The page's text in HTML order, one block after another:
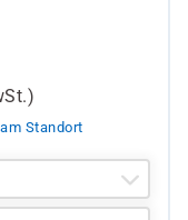
Standort